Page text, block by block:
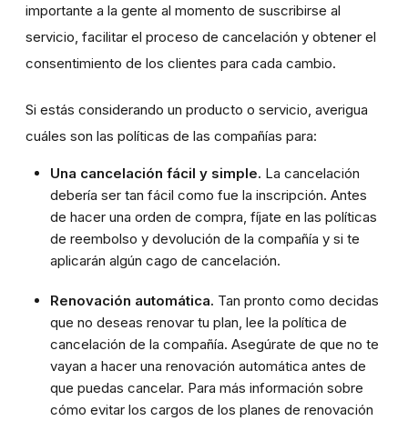
importante a la gente al momento de suscribirse al
servicio, facilitar el proceso de cancelación y obtener el
consentimiento de los clientes para cada cambio.
Si estás considerando un producto o servicio, averigua
cuáles son las políticas de las compañías para:
Una cancelación fácil y simple. La cancelación
debería ser tan fácil como fue la inscripción. Antes
de hacer una orden de compra, fíjate en las políticas
de reembolso y devolución de la compañía y si te
aplicarán algún cago de cancelación.
Renovación automática. Tan pronto como decidas
que no deseas renovar tu plan, lee la política de
cancelación de la compañía. Asegúrate de que no te
vayan a hacer una renovación automática antes de
que puedas cancelar. Para más información sobre
cómo evitar los cargos de los planes de renovación